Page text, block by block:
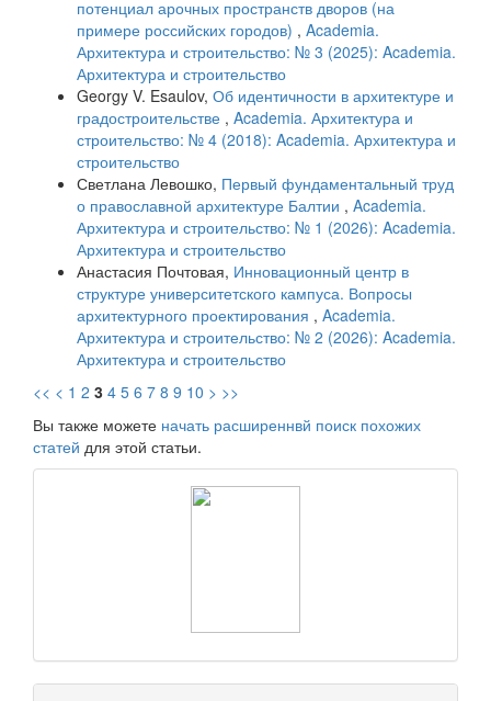
потенциал арочных пространств дворов (на
примере российских городов) , Academia.
Архитектура и строительство: № 3 (2025): Academia.
Архитектура и строительство
Georgy V. Esaulov, Об идентичности в архитектуре и
градостроительстве , Academia. Архитектура и
строительство: № 4 (2018): Academia. Архитектура и
строительство
Светлана Левошко, Первый фундаментальный труд
о православной архитектуре Балтии , Academia.
Архитектура и строительство: № 1 (2026): Academia.
Архитектура и строительство
Анастасия Почтовая, Инновационный центр в
структуре университетского кампуса. Вопросы
архитектурного проектирования , Academia.
Архитектура и строительство: № 2 (2026): Academia.
Архитектура и строительство
<< < 1 2 3 4 5 6 7 8 9 10 > >>
Вы также можете начать расширеннвй поиск похожих
статей для этой статьи.